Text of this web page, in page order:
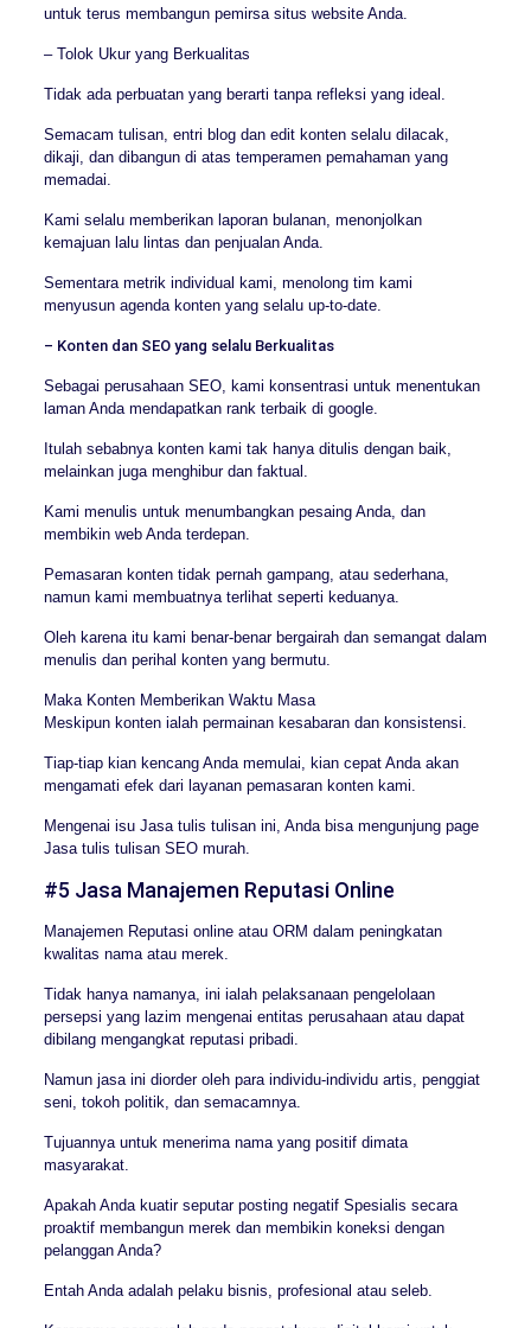
untuk terus membangun pemirsa situs website Anda.
– Tolok Ukur yang Berkualitas
Tidak ada perbuatan yang berarti tanpa refleksi yang ideal.
Semacam tulisan, entri blog dan edit konten selalu dilacak,
dikaji, dan dibangun di atas temperamen pemahaman yang
memadai.
Kami selalu memberikan laporan bulanan, menonjolkan
kemajuan lalu lintas dan penjualan Anda.
Sementara metrik individual kami, menolong tim kami
menyusun agenda konten yang selalu up-to-date.
– Konten dan SEO yang selalu Berkualitas
Sebagai perusahaan SEO, kami konsentrasi untuk menentukan
laman Anda mendapatkan rank terbaik di google.
Itulah sebabnya konten kami tak hanya ditulis dengan baik,
melainkan juga menghibur dan faktual.
Kami menulis untuk menumbangkan pesaing Anda, dan
membikin web Anda terdepan.
Pemasaran konten tidak pernah gampang, atau sederhana,
namun kami membuatnya terlihat seperti keduanya.
Oleh karena itu kami benar-benar bergairah dan semangat dalam
menulis dan perihal konten yang bermutu.
Maka Konten Memberikan Waktu Masa
Meskipun konten ialah permainan kesabaran dan konsistensi.
Tiap-tiap kian kencang Anda memulai, kian cepat Anda akan
mengamati efek dari layanan pemasaran konten kami.
Mengenai isu Jasa tulis tulisan ini, Anda bisa mengunjung page
Jasa tulis tulisan SEO murah.
#5 Jasa Manajemen Reputasi Online
Manajemen Reputasi online atau ORM dalam peningkatan
kwalitas nama atau merek.
Tidak hanya namanya, ini ialah pelaksanaan pengelolaan
persepsi yang lazim mengenai entitas perusahaan atau dapat
dibilang mengangkat reputasi pribadi.
Namun jasa ini diorder oleh para individu-individu artis, penggiat
seni, tokoh politik, dan semacamnya.
Tujuannya untuk menerima nama yang positif dimata
masyarakat.
Apakah Anda kuatir seputar posting negatif Spesialis secara
proaktif membangun merek dan membikin koneksi dengan
pelanggan Anda?
Entah Anda adalah pelaku bisnis, profesional atau seleb.